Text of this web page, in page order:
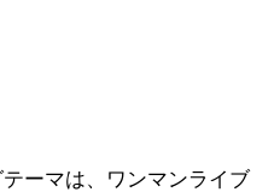
ーマは、ワンマンライブ